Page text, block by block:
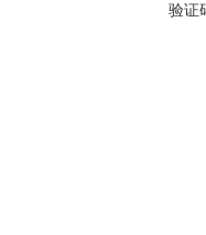
验证